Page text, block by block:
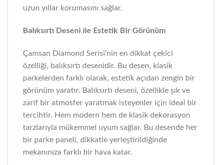
uzun yıllar korumasını sağlar.
Balıksırtı Deseni ile Estetik Bir Görünüm
Çamsan Diamond Serisi’nin en dikkat çekici
özelliği, balıksırtı desenidir. Bu desen, klasik
parkelerden farklı olarak, estetik açıdan zengin bir
görünüm yaratır. Balıksırtı deseni, özellikle şık ve
zarif bir atmosfer yaratmak isteyenler için ideal bir
tercihtir. Hem modern hem de klasik dekorasyon
tarzlarıyla mükemmel uyum sağlar. Bu desende her
bir parke paneli, dikkatle yerleştirildiğinde
mekanınıza farklı bir hava katar.